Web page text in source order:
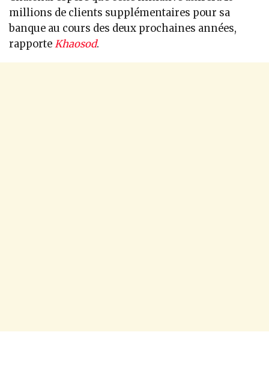
millions de clients supplémentaires pour sa
banque au cours des deux prochaines années,
rapporteKhaosod.